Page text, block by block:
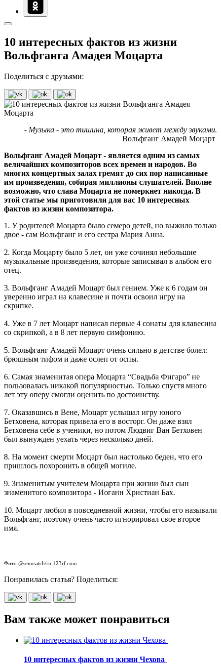
10 интересных фактов из жизни
Вольфганга Амадея Моцарта
Поделиться с друзьями:
- Музыка - это тишина, которая живет между звуками.
Вольфганг Амадей Моцарт
Вольфганг Амадей Моцарт - является одним из самых
величайших композиторов всех времен и народов. Во
многих концертных залах гремят до сих пор написанные
им произведения, собирая миллионы слушателей. Вполне
возможно, что слава Моцарта не померкнет никогда. В
этой статье мы приготовили для вас 10 интересных
фактов из жизни композитора.
1. У родителей Моцарта было семеро детей, но выжило только
двое - сам Вольфганг и его сестра Мария Анна.
2. Когда Моцарту было 5 лет, он уже сочинял небольшие
музыкальные произведения, которые записывал в альбом его
отец.
3. Вольфганг Амадей Моцарт был гением. Уже к 6 годам он
уверенно играл на клавесине и почти освоил игру на
скрипке.
4. Уже в 7 лет Моцарт написал первые 4 сонаты для клавесина
со скрипкой, а в 8 лет первую симфонию.
5. Вольфганг Амадей Моцарт очень сильно в детстве болел:
брюшным тифом и даже ослеп от оспы.
6. Самая знаменитая опера Моцарта “Свадьба Фигаро” не
пользовалась никакой популярностью. Только спустя много
лет эту оперу смогли оценить по достоинству.
7. Оказавшись в Вене, Моцарт услышал игру юного
Бетховена, которая привела его в восторг. Он даже взял
Бетховена себе в ученики, но потом Людвиг Ван Бетховен
был вынужден уехать через несколько дней.
8. На момент смерти Моцарт был настолько беден, что его
пришлось похоронить в общей могиле.
9. Знаменитым учителем Моцарта при жизни был сын
знаменитого композитора - Иоганн Христиан Бах.
10. Моцарт любил в повседневной жизни, чтобы его называли
Вольфганг, поэтому очень часто игнорировал свое второе
имя.
Фото @semisatch/ru.123rf.com
Понравилась статья? Поделиться:
Вам также может понравиться
10 интересных фактов из жизни Чехова